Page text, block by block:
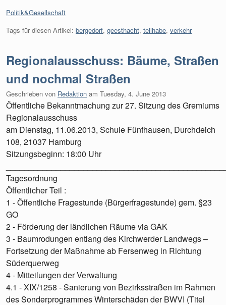
Kategorien:
Politik&Gesellschaft
Tags für diesen Artikel: bergedorf, geesthacht, teilhabe, verkehr
Regionalausschuss: Bäume, Straßen
und nochmal Straßen
Geschrieben von Redaktion am Tuesday, 4. June 2013
Öffentliche Bekanntmachung zur 27. Sitzung des Gremiums
Regionalausschuss
am Dienstag, 11.06.2013, Schule Fünfhausen, Durchdeich
108, 21037 Hamburg
Sitzungsbeginn: 18:00 Uhr
Tagesordnung
Öffentlicher Teil :
1 - Öffentliche Fragestunde (Bürgerfragestunde) gem. §23
GO
2 - Förderung der ländlichen Räume via GAK
3 - Baumrodungen entlang des Kirchwerder Landwegs –
Fortsetzung der Maßnahme ab Fersenweg in Richtung
Süderquerweg
4 - Mitteilungen der Verwaltung
4.1 - XIX/1258 - Sanierung von Bezirksstraßen im Rahmen
des Sonderprogrammes Winterschäden der BWVI (Titel